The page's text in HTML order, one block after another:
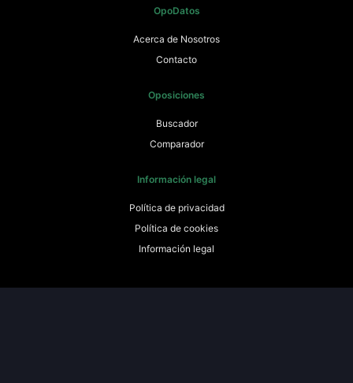
OpoDatos
Acerca de Nosotros
Contacto
Oposiciones
Buscador
Comparador
Información legal
Política de privacidad
Política de cookies
Información legal